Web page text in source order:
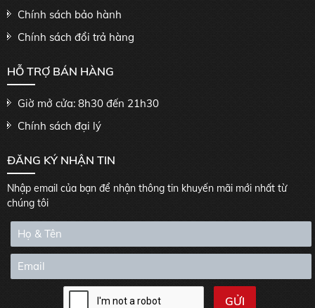
Chính sách bảo hành
Chính sách đổi trả hàng
HỖ TRỢ BÁN HÀNG
Giờ mở cửa: 8h30 đến 21h30
Chính sách đại lý
ĐĂNG KÝ NHẬN TIN
Nhập email của bạn để nhận thông tin khuyến mãi mới nhất từ
chúng tôi